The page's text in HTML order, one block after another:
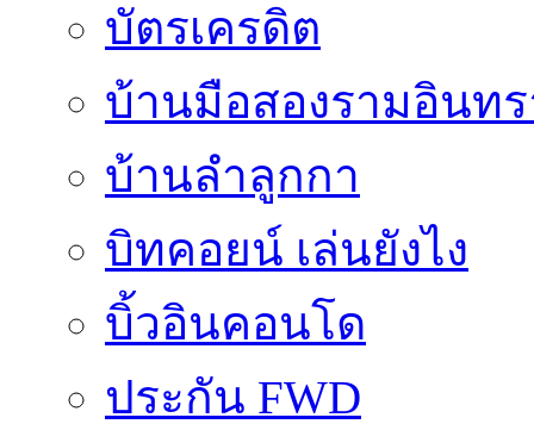
บัตรเครดิต
บ้านมือสองรามอินท
บ้านลำลูกกา
บิทคอยน์ เล่นยังไง
บิ้วอินคอนโด
ประกัน FWD